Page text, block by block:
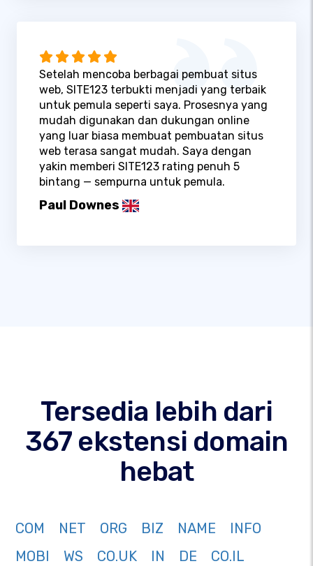
Setelah mencoba berbagai pembuat situs
web, SITE123 terbukti menjadi yang terbaik
untuk pemula seperti saya. Prosesnya yang
mudah digunakan dan dukungan online
yang luar biasa membuat pembuatan situs
web terasa sangat mudah. Saya dengan
yakin memberi SITE123 rating penuh 5
bintang — sempurna untuk pemula.
Paul Downes
Tersedia lebih dari
367 ekstensi domain
hebat
COM NET ORG BIZ NAME
INFO
MOBI
WS CO.UK IN DE
CO.IL